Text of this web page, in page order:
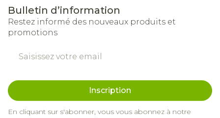
Bulletin d’information
Restez informé des nouveaux produits et
promotions
Inscription
En cliquant sur s'abonner, vous vous abonnez à notre